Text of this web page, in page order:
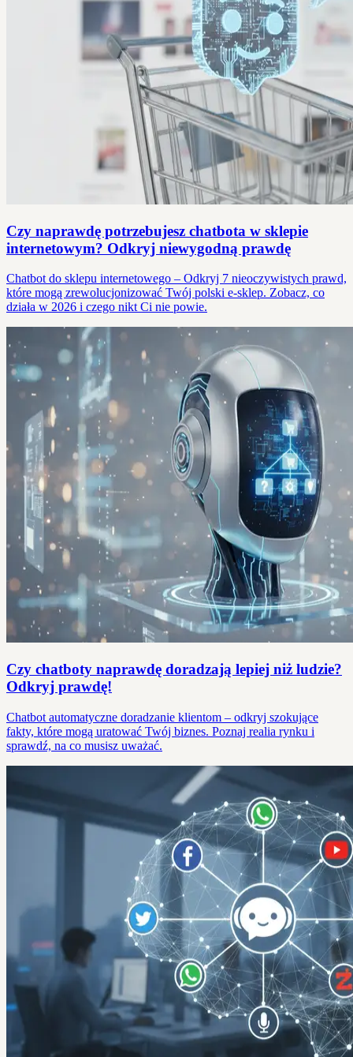
Czy naprawdę potrzebujesz chatbota w sklepie
internetowym? Odkryj niewygodną prawdę
Chatbot do sklepu internetowego – Odkryj 7 nieoczywistych prawd,
które mogą zrewolucjonizować Twój polski e-sklep. Zobacz, co
działa w 2026 i czego nikt Ci nie powie.
Czy chatboty naprawdę doradzają lepiej niż ludzie?
Odkryj prawdę!
Chatbot automatyczne doradzanie klientom – odkryj szokujące
fakty, które mogą uratować Twój biznes. Poznaj realia rynku i
sprawdź, na co musisz uważać.